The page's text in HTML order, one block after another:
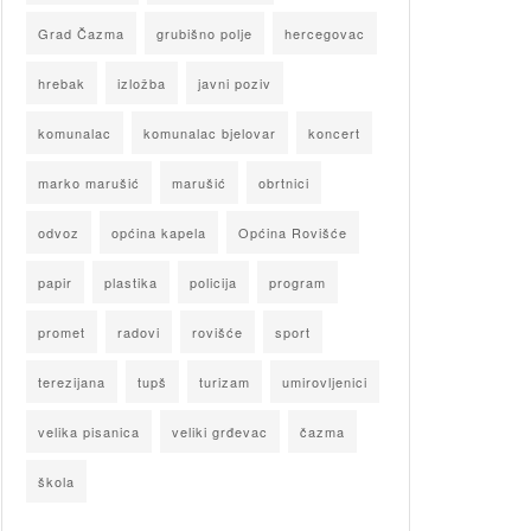
Grad Čazma grubišno polje hercegovac
hrebak izložba javni poziv
komunalac komunalac bjelovar koncert
marko marušić marušić obrtnici
odvoz općina kapela Općina Rovišće
papir plastika policija program
promet radovi rovišće sport
terezijana tupš turizam umirovljenici
velika pisanica veliki grđevac čazma
škola